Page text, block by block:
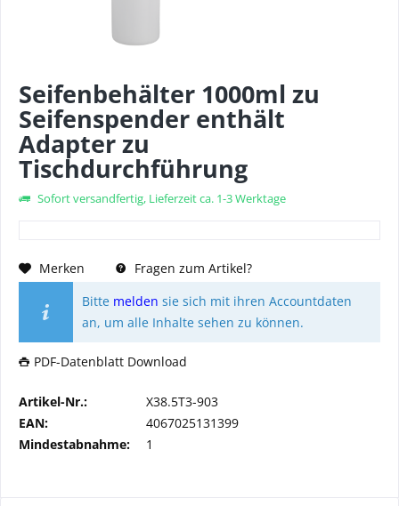
Seifenbehälter 1000ml zu
Seifenspender enthält
Adapter zu
Tischdurchführung
Sofort versandfertig, Lieferzeit ca. 1-3 Werktage
Merken
Fragen zum Artikel?
Bitte melden sie sich mit ihren Accountdaten
an, um alle Inhalte sehen zu können.
PDF-Datenblatt Download
Artikel-Nr.:
X38.5T3-903
EAN:
4067025131399
Mindestabnahme:
1